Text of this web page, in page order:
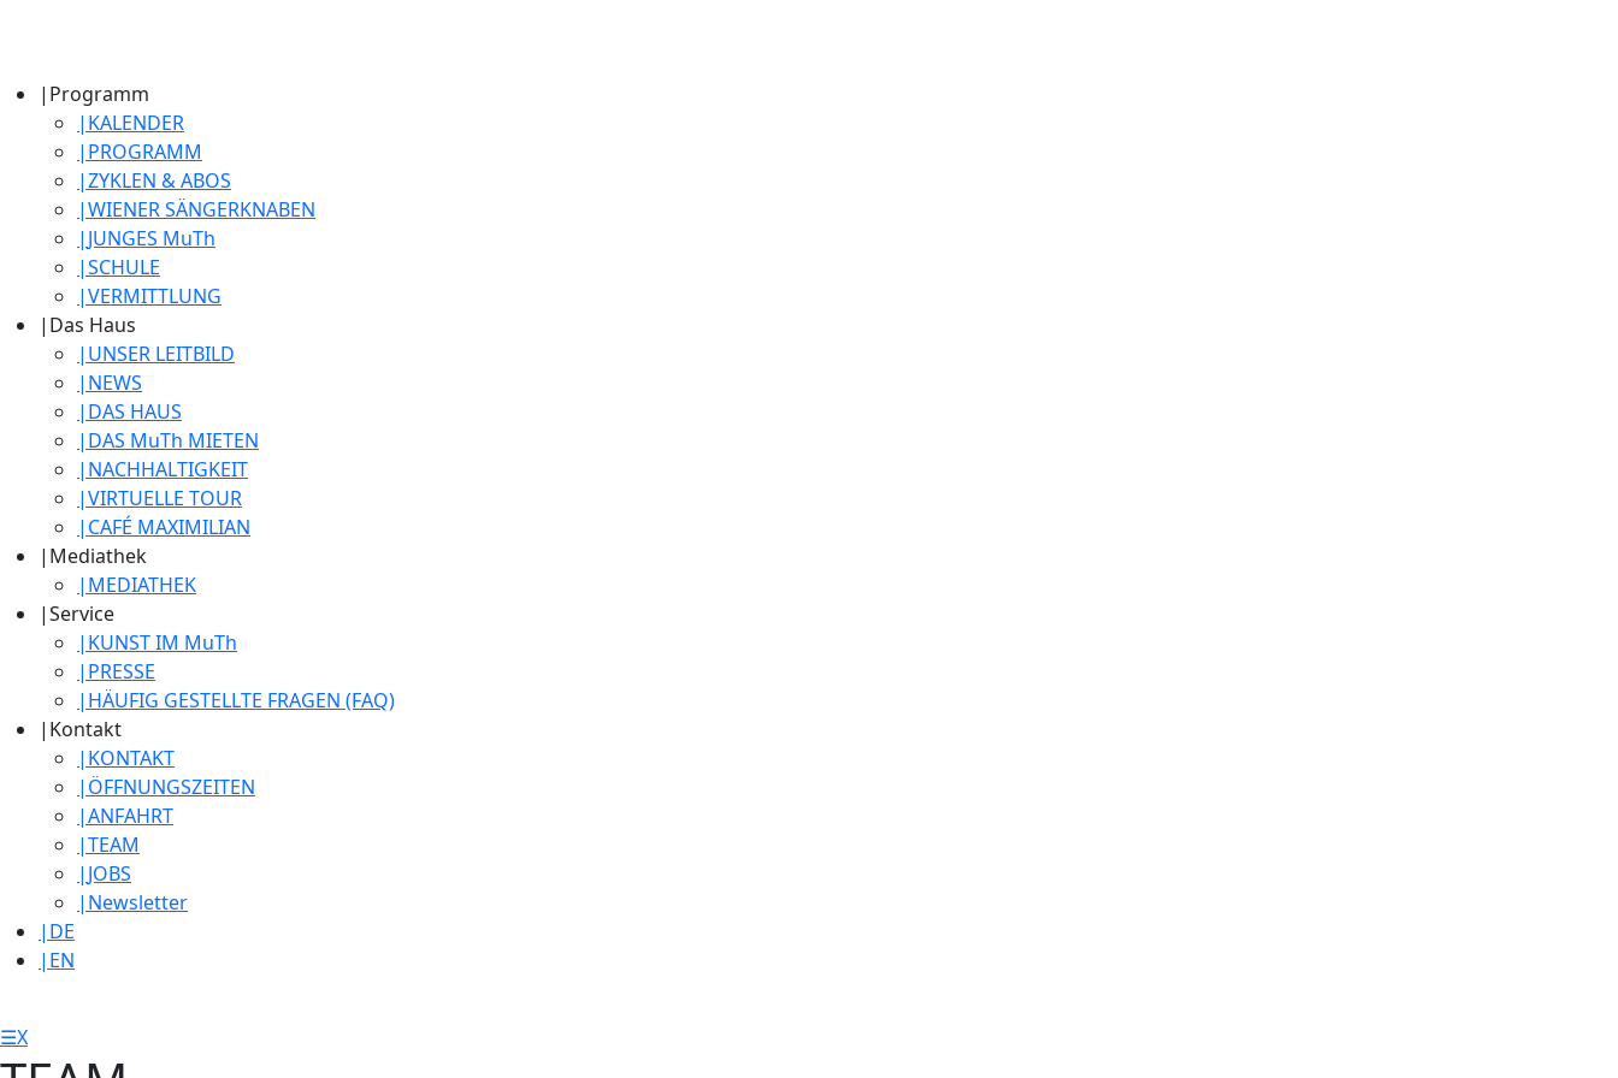
| Programm
| KALENDER
| PROGRAMM
|ZYKLEN & ABOS
|WIENER SÄNGERKNABEN
| JUNGES MuTh
|SCHULE
|VERMITTLUNG
| Das Haus
| UNSER LEITBILD
| NEWS
| DAS HAUS
| DAS MuTh MIETEN
| NACHHALTIGKEIT
|VIRTUELLE TOUR
| CAFÉ MAXIMILIAN
| Mediathek
| MEDIATHEK
|Service
| KUNST IM MuTh
| PRESSE
| HÄUFIG GESTELLTE FRAGEN (FAQ)
| Kontakt
| KONTAKT
| ÖFFNUNGSZEITEN
|ANFAHRT
|TEAM
| JOBS
| Newsletter
| DE
| EN
☰X